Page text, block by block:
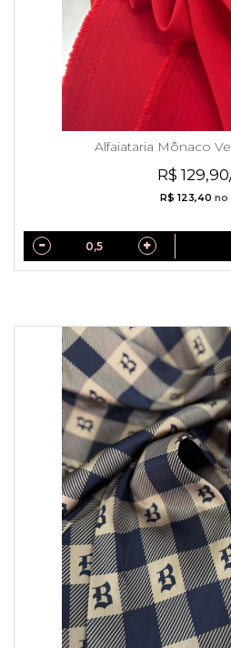
Alfaiataria Mônaco
R$
R$ 123,40 no